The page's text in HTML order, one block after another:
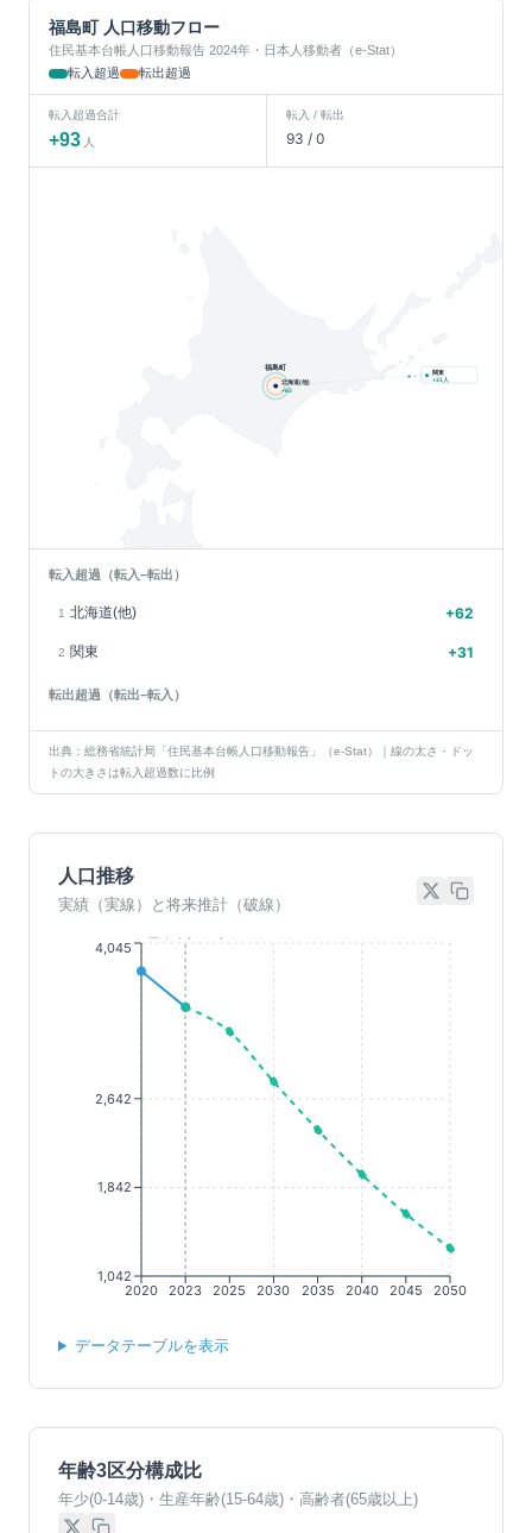
福島町人口移動フロー
住民基本台帳人口移動報告 2024年・日本人移動者（e-Stat）
転入超過
転出超過
転入超過合計
+93 人
転入 / 転出
93 / 0
北海道(他)
+62
福島町
関東
+31人
転入超過（転入−転出）
1 北海道(他) +62
2 関東 +31
転出超過（転出−転入）
出典：総務省統計局「住民基本台帳人口移動報告」（e-Stat）｜線の太さ・ドッ
トの大きさは転入超過数に比例
人口推移
実績（実線）と将来推計（破線）
2020 2023 2025 2030 2035 2040 2045 2050
1,042
1,842
2,642
4,045
データテーブルを表示
年齢3区分構成比
年少(0-14歳)・生産年齢(15-64歳)・高齢者(65歳以上)